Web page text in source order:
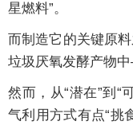
星燃料”。
而制造它的关键原
垃圾厌氧发酵产物
然而，从“潜在”到“
气利用方式有点“挑